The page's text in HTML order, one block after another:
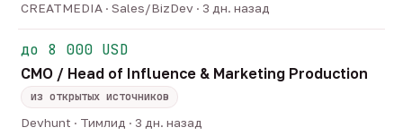
CREATMEDIA · Sales/BizDev · 3 дн. назад
до 8 000 USD
CMO / Head of Influence & Marketing Production
из открытых источников
Devhunt · Тимлид · 3 дн. назад